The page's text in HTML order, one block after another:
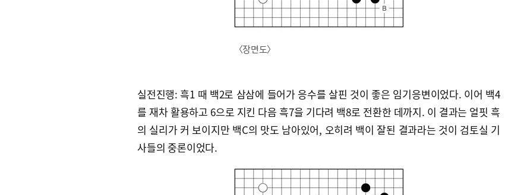
〈장면도〉
실전진행: 흑1 때 백2로 삼삼에 들어가 응수를 살핀 것이 좋은 임기응변이었다. 이어 백4
를 재차 활용하고 6으로 지킨 다음 흑7을 기다려 백8로 전환한 데까지. 이 결과는 얼핏 흑
의 실리가 커 보이지만 백C의 맛도 남아있어, 오히려 백이 잘된 결과라는 것이 검토실 기
사들의 중론이었다.